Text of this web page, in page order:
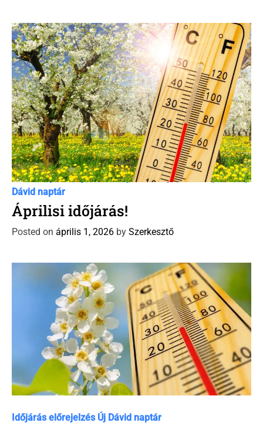
r
i
e
s
C
a
e
g
r
Dávid Naptár időjárás előrejelzés Időjárás előrejelzés Új
Dávid naptár
Áprilisi időjárás!
Posted on április 1, 2026 by Szerkesztő
C
Időjárás előrejelzés Új Dávid naptár